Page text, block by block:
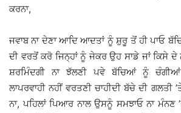
ਕਰਨਾ,
ਜਵਾਬ ਨਾ ਦੇਣਾ ਆਦਿ ਆਦਤਾਂ ਨੂੰ ਸ਼ੁਰੂ ਤੋਂ ਹੀ ਪਾਓ
ਦੀ ਵਰਤੋਂ ਕਰੋ ਜਿਨ੍ਹਾਂ ਨੂੰ ਜੇਕਰ ਉਹ ਸਾਡੇ ਜਾਂ ਕਿਸੇ ਦੇ
ਸ਼ਰਮਿੰਦਗੀ ਨਾ ਝੱਲਣੀ ਪਵੇ ਬੱਚਿਆਂ ਨੂੰ
ਲਾਪਰਵਾਹੀ ਨਹੀਂ ਵਰਤਣੀ ਚਾਹੀਦੀ ਬੱਚੇ ਦੀ
ਨਾ, ਪਹਿਲਾਂ ਪਿਆਰ ਨਾਲ ਉਸਨੂੰ ਸਮਝਾਓ ਨਾ ਮੰਨਣ